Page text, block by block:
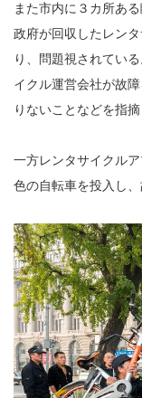
また市内に３カ所あ
政府が回収したレン
り、問題視されてい
イクル運営会社が故
りないことなどを指摘
一方レンタサイクル
色の自転車を投入し